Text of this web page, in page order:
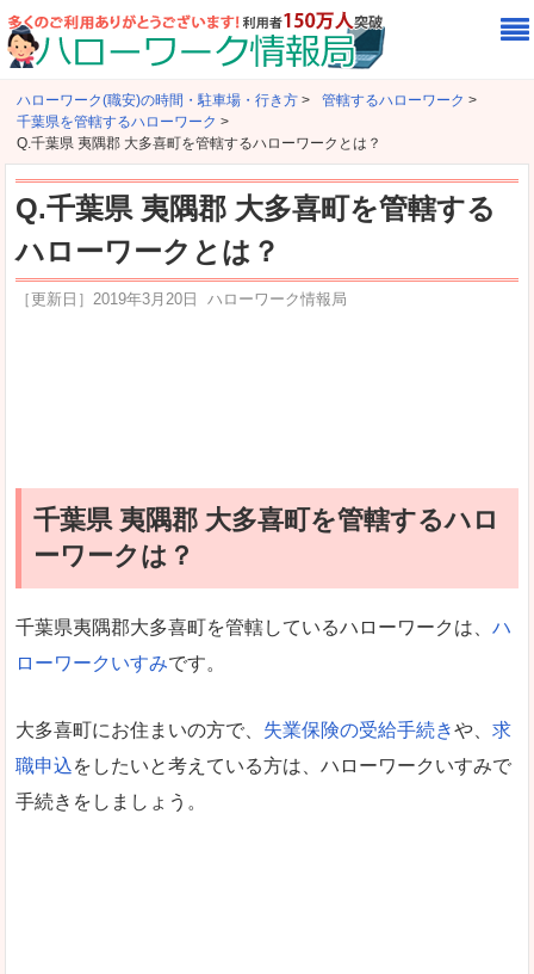
ハローワーク(職安)の時間・駐車場・行き方 > 管轄するハローワーク >
千葉県を管轄するハローワーク >
Q.千葉県 夷隅郡 大多喜町を管轄するハローワークとは？
Q.千葉県 夷隅郡 大多喜町を管轄する
ハローワークとは？
［更新日］ 2019年3月20日 ハローワーク情報局
千葉県 夷隅郡 大多喜町を管轄するハロ
ーワークは？
千葉県夷隅郡大多喜町を管轄しているハローワークは、 ハ
ローワークいすみです。
大多喜町にお住まいの方で、 失業保険の受給手続きや、 求
職申込をしたいと考えている方は、ハローワークいすみで
手続きをしましょう。